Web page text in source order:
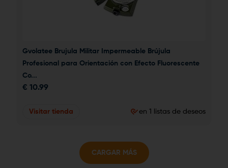
Gvolatee Brujula Militar Impermeable Brújula
Profesional para Orientación con Efecto Fluorescente
Co...
€ 10.99
Visitar tienda en 1 listas de deseos
CARGAR MÁS